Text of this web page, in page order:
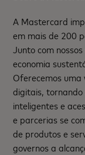
A Mastercard
em mais de 200
Junto com
economia
Oferecemos
digitais, tornando
inteligentes e
e parcerias se
de produtos e
governos a